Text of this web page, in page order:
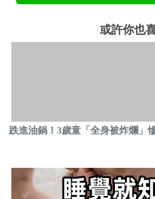
或許你也
跌進油鍋！3歲童「全身被炸爛